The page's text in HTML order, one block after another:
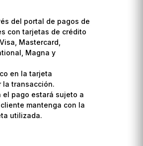
del portal de pagos de
con tarjetas de crédito
Mastercard,
Magna y
en la tarjeta
la transacción.
el pago estará sujeto a
mantenga con la
utilizada.